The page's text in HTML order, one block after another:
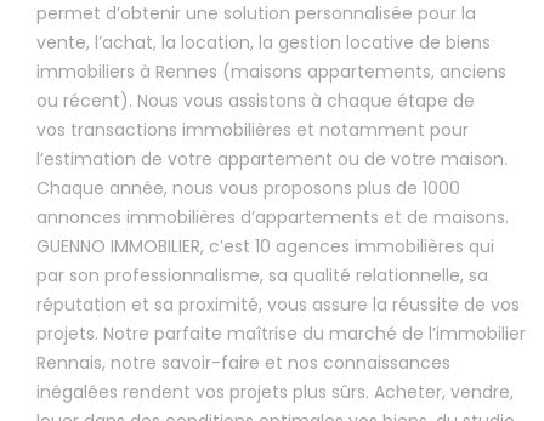
permet d’obtenir une solution personnalisée pour la
vente, l’achat, la location, la gestion locative de biens
immobiliers à Rennes (maisons appartements, anciens
ou récent). Nous vous assistons à chaque étape de
vos transactions immobilières et notamment pour
l’estimation de votre appartement ou de votre maison.
Chaque année, nous vous proposons plus de 1000
annonces immobilières d’appartements et de maisons.
GUENNO IMMOBILIER, c’est 10 agences immobilières qui
par son professionnalisme, sa qualité relationnelle, sa
réputation et sa proximité, vous assure la réussite de vos
projets. Notre parfaite maîtrise du marché de l’immobilier
Rennais, notre savoir-faire et nos connaissances
inégalées rendent vos projets plus sûrs. Acheter, vendre,